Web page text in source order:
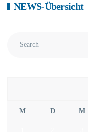
NEWS-Übersicht
M D M